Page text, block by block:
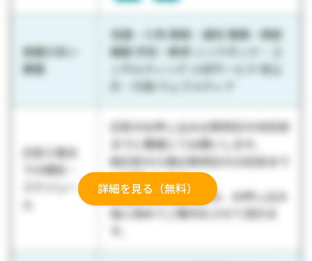
詳細を見る（無料）
実績の多い
業種
流通・小売 情報・通信 電機・精密
機器 学校・教育 シンクタンク・コ
ンサルティング 人材サービス 官公
庁・行政 ウェブメディア
広告入稿ま
での期日・
スケジュー
ル
広告のお申し込みは発売日の40日前
までに書面にてお願いします。
純広告の入稿は発売日の25日前まで
詳細なスケジュールは、お申し込み
後に改めてご案内をさせて頂きま